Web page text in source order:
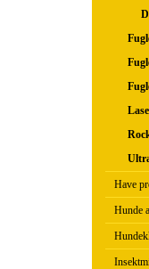
Have
Hunde